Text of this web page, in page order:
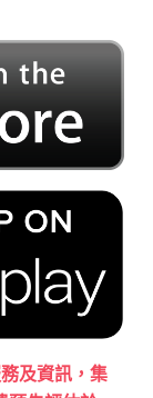
及資訊，集